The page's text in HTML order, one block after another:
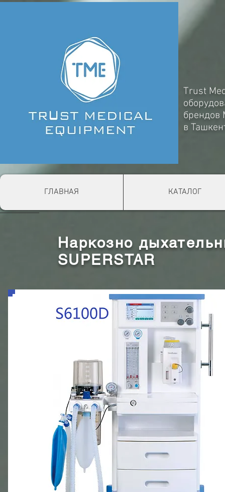
Trust
брендов
в
ГЛАВНАЯ КАТАЛОГ
Наркозно
SUPERSTAR